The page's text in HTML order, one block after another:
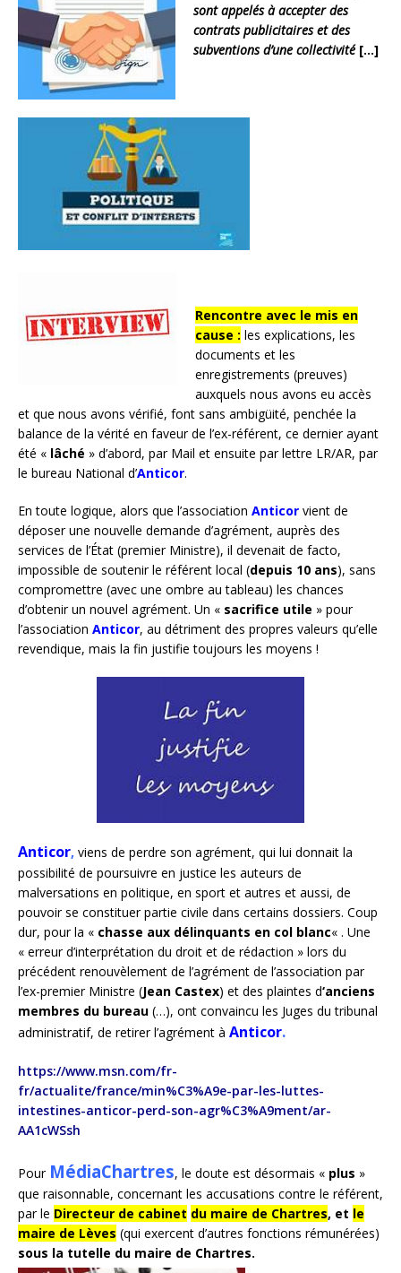
sont appelés à accepter des
contrats publicitaires et des
subventions d’une collectivité […]
Rencontre avec le mis en
cause : les explications, les
documents et les
enregistrements (preuves)
auxquels nous avons eu accès
et que nous avons vérifié, font sans ambigüité, penchée la
balance de la vérité en faveur de l’ex-référent, ce dernier ayant
été « lâché » d’abord, par Mail et ensuite par lettre LR/AR, par
le bureau National d’Anticor.
En toute logique, alors que l’association Anticor vient de
déposer une nouvelle demande d’agrément, auprès des
services de l’État (premier Ministre), il devenait de facto,
impossible de soutenir le référent local (depuis 10 ans), sans
compromettre (avec une ombre au tableau) les chances
d’obtenir un nouvel agrément. Un « sacrifice utile » pour
l’association Anticor, au détriment des propres valeurs qu’elle
revendique, mais la fin justifie toujours les moyens !
Anticor, viens de perdre son agrément, qui lui donnait la
possibilité de poursuivre en justice les auteurs de
malversations en politique, en sport et autres et aussi, de
pouvoir se constituer partie civile dans certains dossiers. Coup
dur, pour la « chasse aux délinquants en col blanc« . Une
« erreur d’interprétation du droit et de rédaction » lors du
précédent renouvèlement de l’agrément de l’association par
l’ex-premier Ministre (Jean Castex) et des plaintes d‘anciens
membres du bureau (…), ont convaincu les Juges du tribunal
administratif, de retirer l’agrément à Anticor.
https://www.msn.com/fr-
fr/actualite/france/min%C3%A9e-par-les-luttes-
intestines-anticor-perd-son-agr%C3%A9ment/ar-
AA1cWSsh
Pour MédiaChartres, le doute est désormais « plus »
que raisonnable, concernant les accusations contre le référent,
par le Directeur de cabinet du maire de Chartres, et le
maire de Lèves (qui exercent d’autres fonctions rémunérées)
sous la tutelle du maire de Chartres.